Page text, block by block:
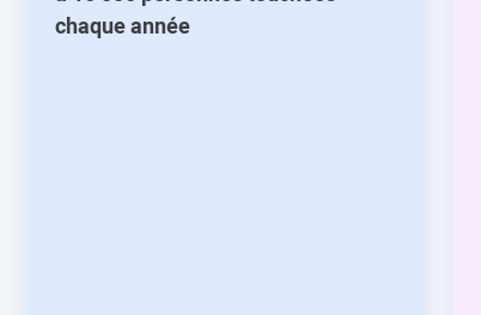
chaque année